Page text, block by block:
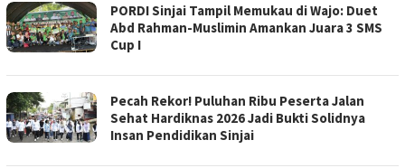
PORDI Sinjai Tampil Memukau di Wajo: Duet
Abd Rahman-Muslimin Amankan Juara 3 SMS
Cup I
Pecah Rekor! Puluhan Ribu Peserta Jalan
Sehat Hardiknas 2026 Jadi Bukti Solidnya
Insan Pendidikan Sinjai